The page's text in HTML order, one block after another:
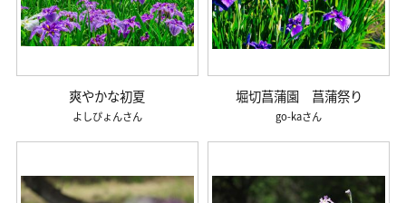
爽やかな初夏
よしぴょん
堀切菖蒲園 菖蒲祭り
go-ka